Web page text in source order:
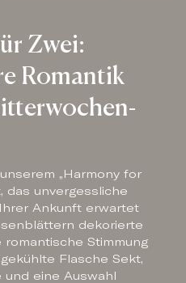
Zwei:
Romantik
„Harmony for
das unvergessliche
Ankunft erwartet
dekorierte
Stimmung
Flasche Sekt,
eine Auswahl